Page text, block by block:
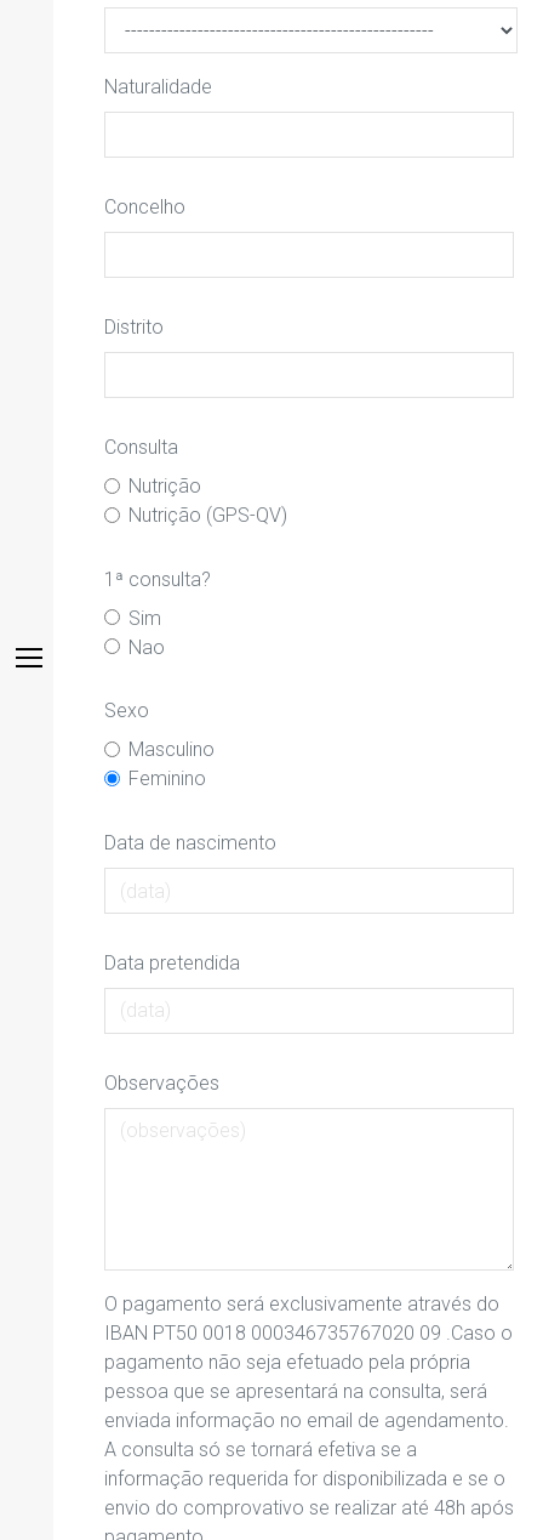
Naturalidade
Concelho
Distrito
Consulta
Nutrição
Nutrição (GPS-QV)
1ª consulta?
Sim
Nao
Sexo
Masculino
Feminino
Data de nascimento
Data pretendida
Observações
O pagamento será exclusivamente através do
IBAN PT50 0018 000346735767020 09 .Caso o
pagamento não seja efetuado pela própria
pessoa que se apresentará na consulta, será
enviada informação no email de agendamento.
A consulta só se tornará efetiva se a
informação requerida for disponibilizada e se o
envio do comprovativo se realizar até 48h após